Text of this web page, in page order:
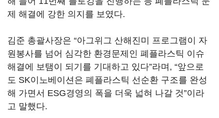
제 해결에 강한 의지를 보였다.
김준 총괄사장은 “아그위그 산해진미 프로그램이 자
원봉사를 넘어 심각한 환경문제인 폐플라스틱 이슈
해결에 보탬이 되기를 기대하고 있다”라며, “앞으로
도 SK이노베이션은 폐플라스틱 선순환 구조를 완성
해 가면서 ESG경영의 폭을 더욱 넓혀 나갈 것”이라
고 말했다.